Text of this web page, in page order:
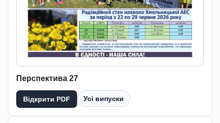
Перспектива 27
Відкрити PDF Усі випуски